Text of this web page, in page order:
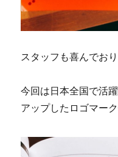
スタッフも喜んでおり
今回は日本全国で活
アップしたロゴマーク